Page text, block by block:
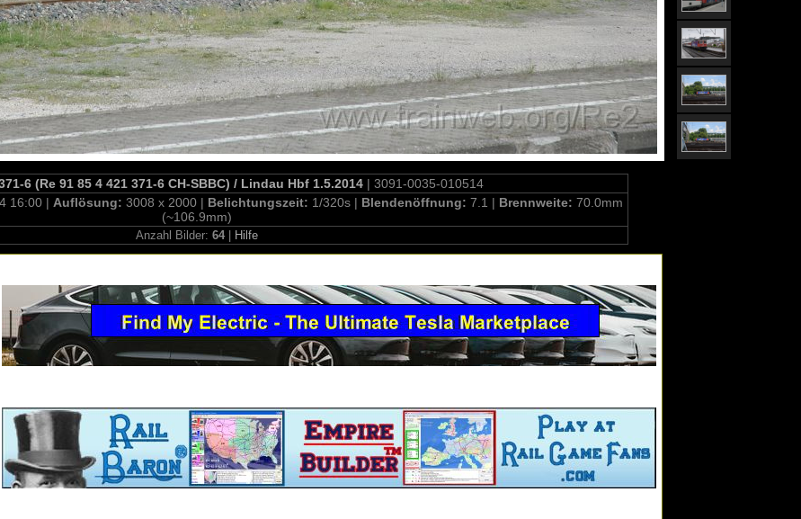
6 (Re 91 85 4 421 371-6 CH-SBBC) / Lindau Hbf 1.5.2014| 3091-0035-010514
16:00 | Auflösung: 3008 x 2000 | Belichtungszeit: 1/320s | Blendenöffnung: 7.1 | Brennweite: 70.0mm
(~106.9mm)
Anzahl Bilder: 64 Hilfe